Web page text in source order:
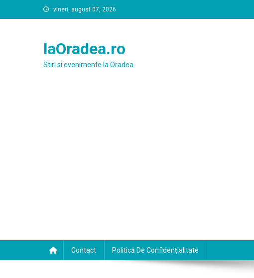
to
vineri, august 07, 2026
laOradea.ro
Stiri si evenimente la Oradea
Contact Politică De Confidențialitate